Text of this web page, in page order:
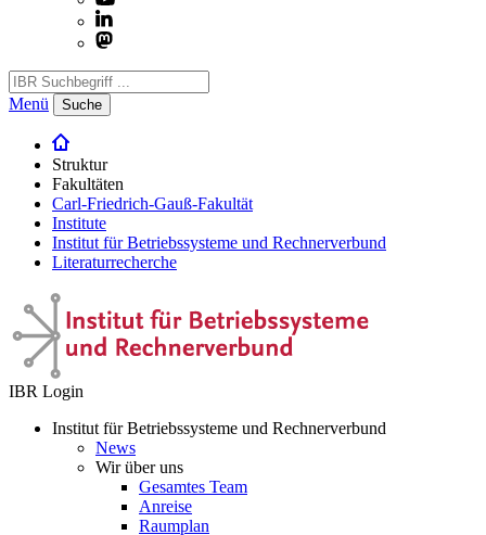
Menü Suche
Struktur
Fakultäten
Carl-Friedrich-Gauß-Fakultät
Institute
Institut für Betriebssysteme und Rechnerverbund
Literaturrecherche
IBR Login
Institut für Betriebssysteme und Rechnerverbund
News
Wir über uns
Gesamtes Team
Anreise
Raumplan